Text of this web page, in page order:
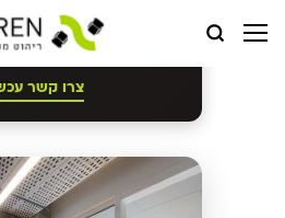
קבלו ייעוץ מקצועי חינם
צרו קשר